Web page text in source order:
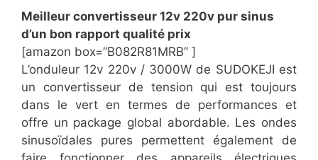
Meilleur convertisseur 12v 220v pur sinus
d’un bon rapport qualité prix
[amazon box=”B082R81MRB” ]
L’onduleur 12v 220v / 3000W de SUDOKEJI est
un convertisseur de tension qui est toujours
dans le vert en termes de performances et
offre un package global abordable. Les ondes
sinusoïdales pures permettent également de